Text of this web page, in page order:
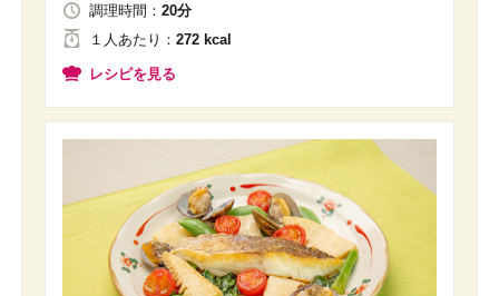
調理時間： 20分
１人 あたり ： 272 kcal
レシピを見る